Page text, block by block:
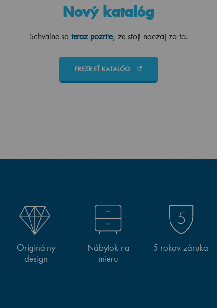
Nový katalóg
Schválne sa teraz pozrite, že stojí naozaj za to.
PREZRIEŤ KATALÓG
Originálny
design
Nábytok na
mieru
5 rokov záruka